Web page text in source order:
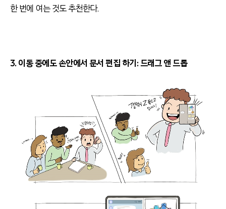
한 번에 여는 것도 추천한다.
3. 이동 중에도 손안에서 문서 편집 하기: 드래그 앤 드롭